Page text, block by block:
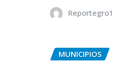
Reportegro1
MUNICIPIOS